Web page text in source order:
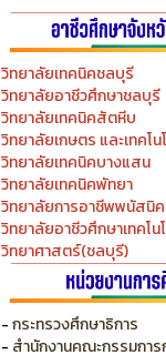
- โครงการ Digital
-ห้องปฏิบัติการภาษาจีน
วิทยาลัยเทคนิคชลบุรี
วิทยาลัยอาชีวศึกษาชลบุรี
วิทยาลัยเทคนิคสัตหีบ
วิทยาลัยเกษตร และเทคโน
วิทยาลัยเทคนิคบางแสน
วิทยาลัยเทคนิคพัทยา
วิทยาลัยการอาชีพพนัสนิ
วิทยาลัยอาชีวศึกษาเทคโนโ
วิทยาศาสตร์(ชลบุรี)